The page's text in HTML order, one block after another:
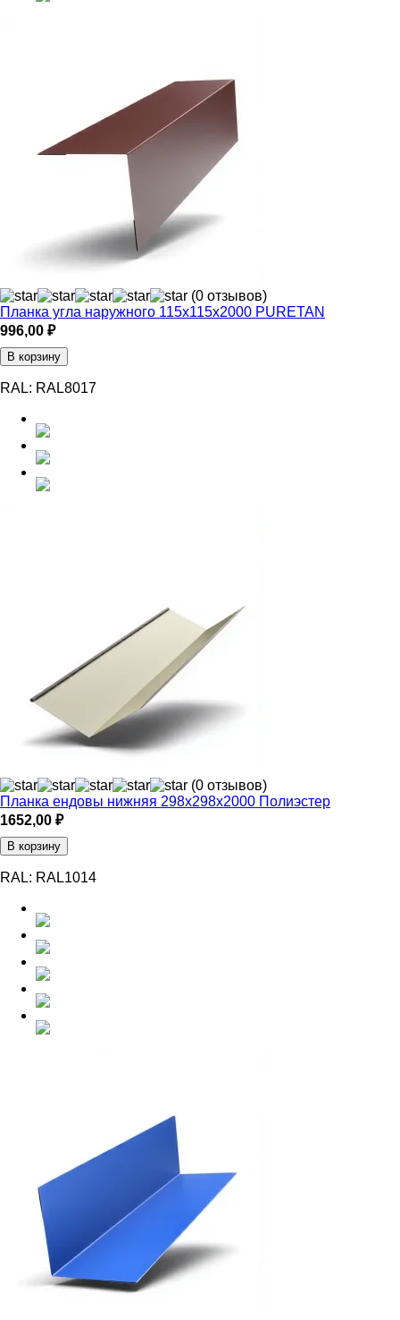
(0 отзывов)
Планка угла наружного 115х115х2000 PURETAN
996,00 ₽
В корзину
RAL: RAL8017
(0 отзывов)
Планка ендовы нижняя 298х298х2000 Полиэстер
1652,00 ₽
В корзину
RAL: RAL1014